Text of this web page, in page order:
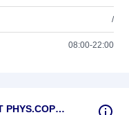
/
08:00-22:00
Fundamentale Kennzahlen SPROTT PHYS.COPPER UTS